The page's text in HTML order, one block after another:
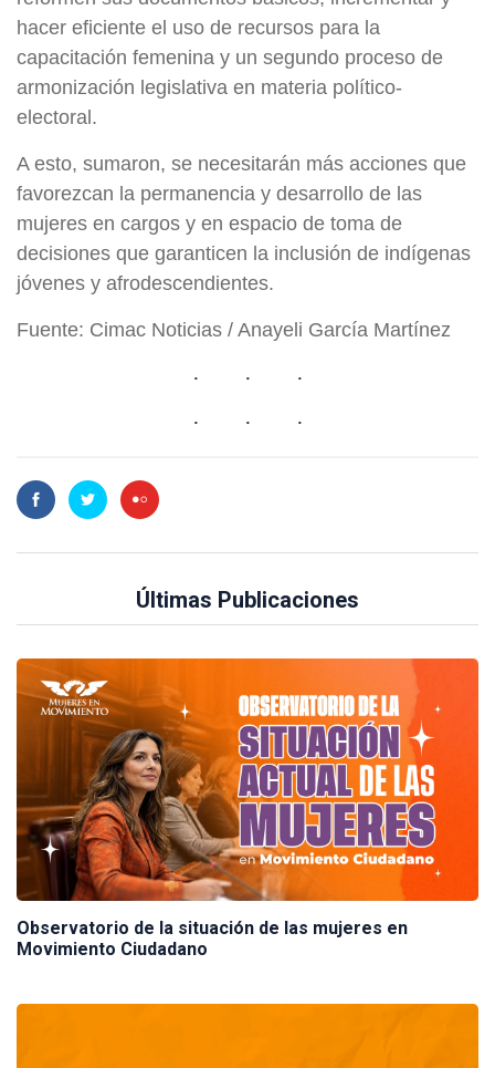
hacer eficiente el uso de recursos para la
capacitación femenina y un segundo proceso de
armonización legislativa en materia político-
electoral.
A esto, sumaron, se necesitarán más acciones que
favorezcan la permanencia y desarrollo de las
mujeres en cargos y en espacio de toma de
decisiones que garanticen la inclusión de indígenas
jóvenes y afrodescendientes.
Fuente: Cimac Noticias / Anayeli García Martínez
Últimas Publicaciones
Observatorio de la situación de las mujeres en
Movimiento Ciudadano